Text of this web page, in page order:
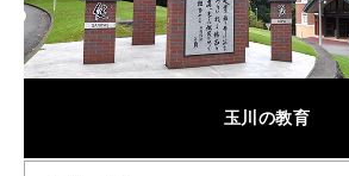
玉川の教育